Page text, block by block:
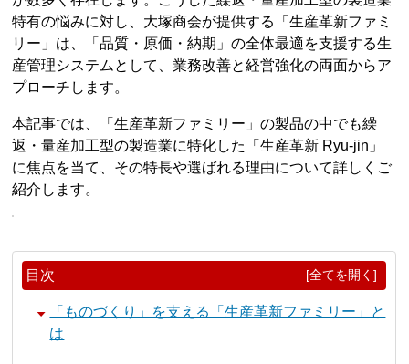
特有の悩みに対し、大塚商会が提供する「生産革新ファミ
リー」は、「品質・原価・納期」の全体最適を支援する生
産管理システムとして、業務改善と経営強化の両面からア
プローチします。
本記事では、「生産革新ファミリー」の製品の中でも繰
返・量産加工型の製造業に特化した「生産革新 Ryu-jin」
に焦点を当て、その特長や選ばれる理由について詳しくご
紹介します。
目次 [全てを開く]
「ものづくり」を支える「生産革新ファミリー」と
は